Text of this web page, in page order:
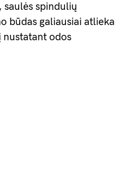
spindulių
būdas galiausiai atlieka
nustatant odos